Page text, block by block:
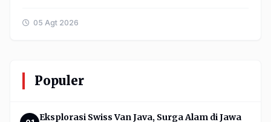
05 Agt 2026
Populer
Eksplorasi Swiss Van Java, Surga Alam di Jawa